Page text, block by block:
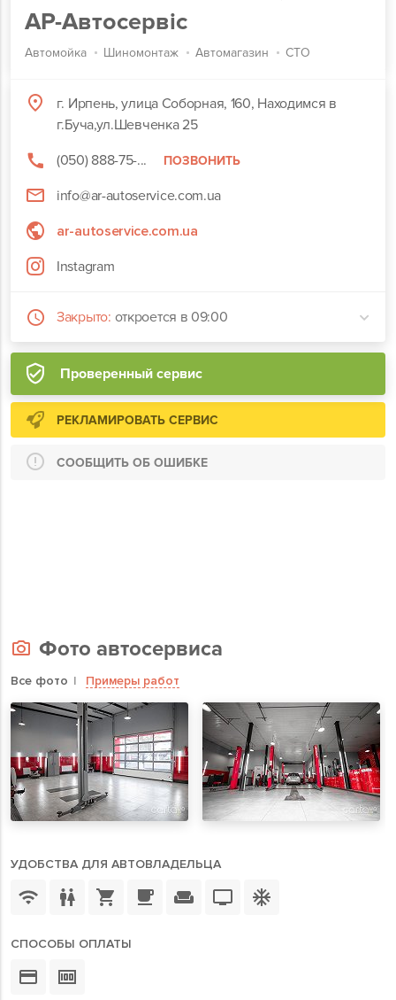
АР-Автосервіс
Автомойка Шиномонтаж Автомагазин СТО
Проверенный сервис
г. Ирпень, улица Соборная, 160, Находимся в
г.Буча,ул.Шевченка 25
(050) 888-75-...
ПОЗВОНИТЬ
info@ar-autoservice.com.ua
ar-autoservice.com.ua
Instagram
Закрыто: откроется в 09:00
РЕКЛАМИРОВАТЬ СЕРВИС
СООБЩИТЬ ОБ ОШИБКЕ
Фото автосервиса
Все фото Примеры работ
УДОБСТВА ДЛЯ АВТОВЛАДЕЛЬЦА
СПОСОБЫ ОПЛАТЫ